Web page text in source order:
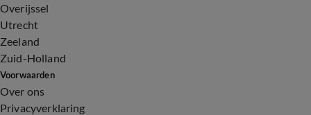
Overijssel
Utrecht
Zeeland
Zuid-Holland
Voorwaarden
Over ons
Privacyverklaring